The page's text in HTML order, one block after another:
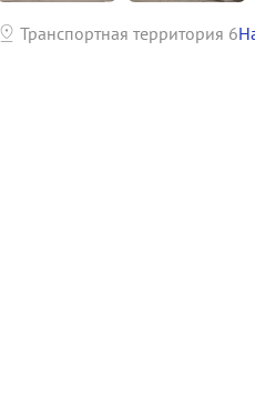
Транспортная территория 6